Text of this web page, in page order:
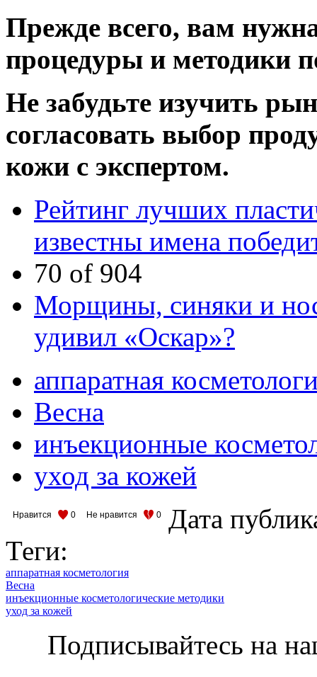
Прежде всего, вам
процедуры и методики
Не забудьте изучить
согласовать выбор
кожи с экспертом.
Рейтинг лучших
известны имена
70 of 904
Морщины, синяки и
удивил «Оскар»?
аппаратная
Весна
инъекционные
уход за кожей
Нравится 0 Не нравится 0
Дата
Теги:
аппаратная косметология
Весна
инъекционные косметологические методики
уход за кожей
Подписывайтесь на